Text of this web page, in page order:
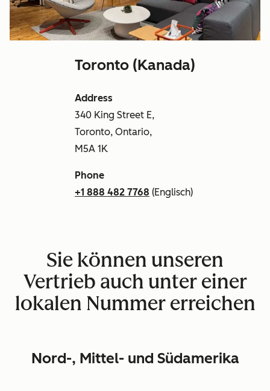
Toronto (Kanada)
Address
340 King Street E,
Toronto, Ontario,
M5A 1K
Phone
+1 888 482 7768 (Englisch)
Sie können unseren
Vertrieb auch unter einer
lokalen Nummer erreichen
Nord-, Mittel- und Südamerika